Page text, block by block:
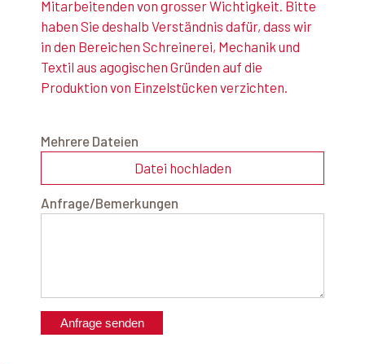
Mitarbeitenden von grosser Wichtigkeit. Bitte
haben Sie deshalb Verständnis dafür, dass wir
in den Bereichen Schreinerei, Mechanik und
Textil aus agogischen Gründen auf die
Produktion von Einzelstücken verzichten.
Mehrere Dateien
Datei hochladen
Anfrage/Bemerkungen
Anfrage senden